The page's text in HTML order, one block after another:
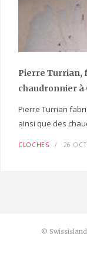
Pierre Turrian,
chaudronnier à
Pierre Turrian
ainsi que des
CLOCHES 26
©